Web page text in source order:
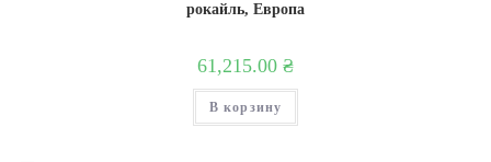
рокайль, Европа
61,215.00 ₴
В корзину